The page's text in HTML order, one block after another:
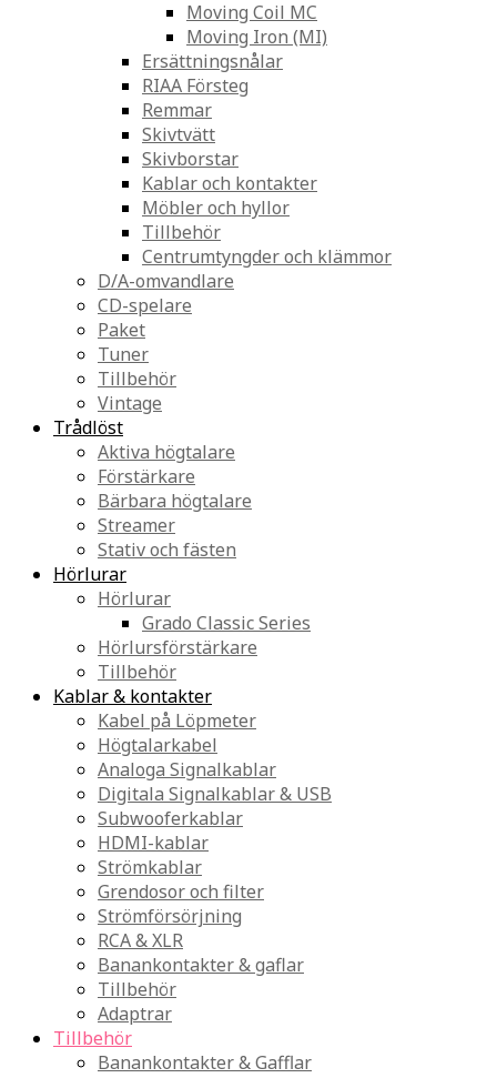
Moving Coil MC
Moving Iron (MI)
Ersättningsnålar
RIAA Försteg
Remmar
Skivtvätt
Skivborstar
Kablar och kontakter
Möbler och hyllor
Tillbehör
Centrumtyngder och klämmor
D/A-omvandlare
CD-spelare
Paket
Tuner
Tillbehör
Vintage
Trådlöst
Aktiva högtalare
Förstärkare
Bärbara högtalare
Streamer
Stativ och fästen
Hörlurar
Hörlurar
Grado Classic Series
Hörlursförstärkare
Tillbehör
Kablar & kontakter
Kabel på Löpmeter
Högtalarkabel
Analoga Signalkablar
Digitala Signalkablar & USB
Subwooferkablar
HDMI-kablar
Strömkablar
Grendosor och filter
Strömförsörjning
RCA & XLR
Banankontakter & gaflar
Tillbehör
Adaptrar
Tillbehör
Banankontakter & Gafflar